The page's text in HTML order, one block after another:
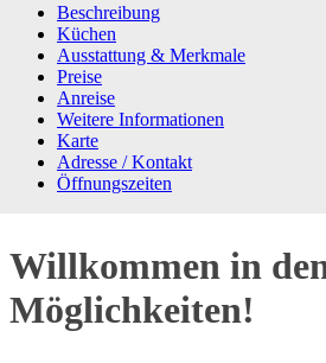
Beschreibung
Küchen
Ausstattung & Merkmale
Preise
Anreise
Weitere Informationen
Karte
Adresse / Kontakt
Öffnungszeiten
Willkommen in
Möglichkeiten!